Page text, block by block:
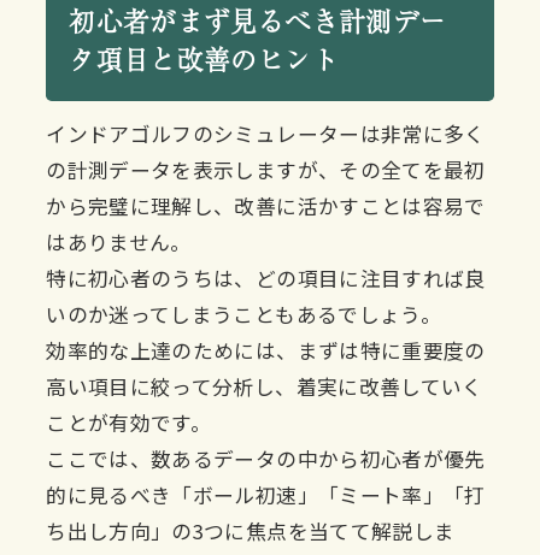
初心者がまず見るべき計測デー
タ項目と改善のヒント
インドアゴルフのシミュレーターは非常に多く
の計測データを表示しますが、その全てを最初
から完璧に理解し、改善に活かすことは容易で
はありません。
特に初心者のうちは、どの項目に注目すれば良
いのか迷ってしまうこともあるでしょう。
効率的な上達のためには、まずは特に重要度の
高い項目に絞って分析し、着実に改善していく
ことが有効です。
ここでは、数あるデータの中から初心者が優先
的に見るべき「ボール初速」「ミート率」「打
ち出し方向」の3つに焦点を当てて解説しま